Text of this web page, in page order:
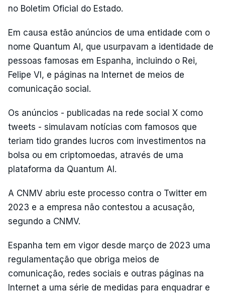
no Boletim Oficial do Estado.
Em causa estão anúncios de uma entidade com o
nome Quantum AI, que usurpavam a identidade de
pessoas famosas em Espanha, incluindo o Rei,
Felipe VI, e páginas na Internet de meios de
comunicação social.
Os anúncios - publicadas na rede social X como
tweets - simulavam notícias com famosos que
teriam tido grandes lucros com investimentos na
bolsa ou em criptomoedas, através de uma
plataforma da Quantum AI.
A CNMV abriu este processo contra o Twitter em
2023 e a empresa não contestou a acusação,
segundo a CNMV.
Espanha tem em vigor desde março de 2023 uma
regulamentação que obriga meios de
comunicação, redes sociais e outras páginas na
Internet a uma série de medidas para enquadrar e